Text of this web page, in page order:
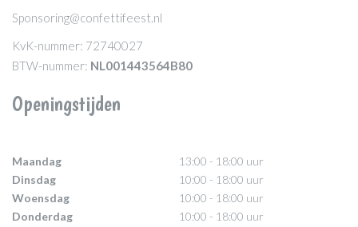
Sponsoring@confettifeest.nl
KvK-nummer: 72740027
BTW-nummer: NL001443564B80
Openingstijden
Maandag
13:00 - 18:00 uur
Dinsdag
10:00 - 18:00 uur
Woensdag
10:00 - 18:00 uur
Donderdag
10:00 - 18:00 uur